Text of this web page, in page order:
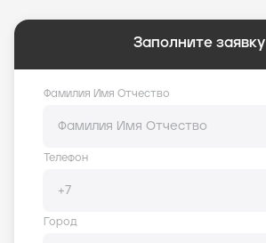
Заполните заявку
Фамилия Имя Отчество
Телефон
Город